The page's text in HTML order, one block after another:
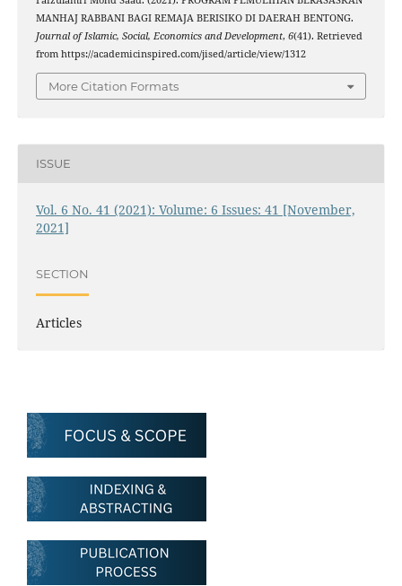
MANHAJ RABBANI BAGI REMAJA BERISIKO DI DAERAH BENTONG.
Journal of Islamic, Social, Economics and Development, 6(41). Retrieved
from https://academicinspired.com/jised/article/view/1312
More Citation Formats
ISSUE
Vol. 6 No. 41 (2021): Volume: 6 Issues: 41 [November,
2021]
SECTION
Articles